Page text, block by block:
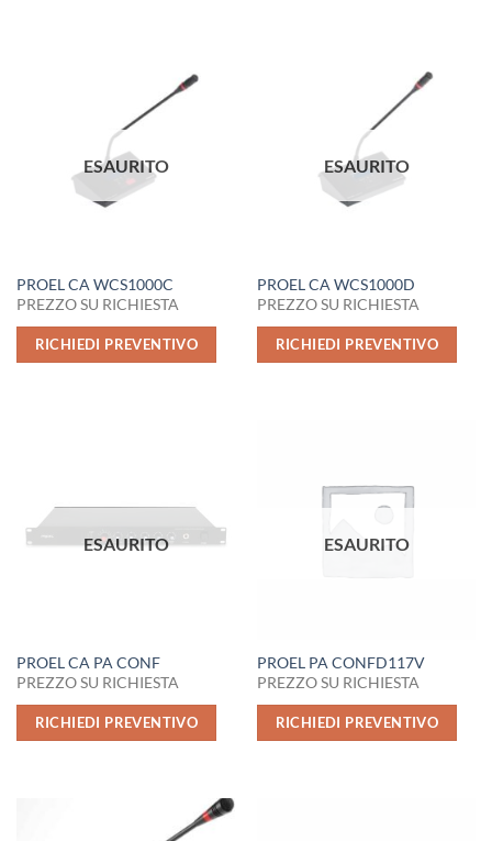
ESAURITO
PROEL CA WCS1000C
PREZZO SU RICHIESTA
RICHIEDI PREVENTIVO
ESAURITO
PROEL CA WCS1000D
PREZZO SU RICHIESTA
RICHIEDI PREVENTIVO
ESAURITO
PROEL CA PA CONF
PREZZO SU RICHIESTA
RICHIEDI PREVENTIVO
ESAURITO
PROEL PA CONFD117V
PREZZO SU RICHIESTA
RICHIEDI PREVENTIVO